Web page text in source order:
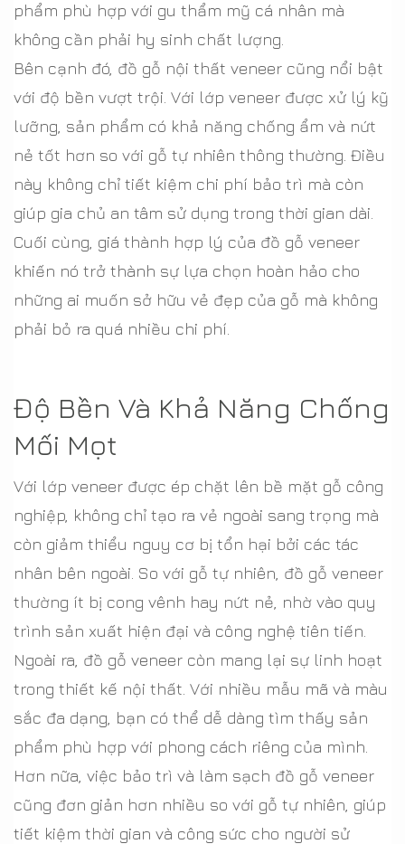
phẩm phù hợp với gu thẩm mỹ cá nhân mà
không cần phải hy sinh chất lượng.
Bên cạnh đó, đồ gỗ nội thất veneer cũng nổi bật
với độ bền vượt trội. Với lớp veneer được xử lý kỹ
lưỡng, sản phẩm có khả năng chống ẩm và nứt
nẻ tốt hơn so với gỗ tự nhiên thông thường. Điều
này không chỉ tiết kiệm chi phí bảo trì mà còn
giúp gia chủ an tâm sử dụng trong thời gian dài.
Cuối cùng, giá thành hợp lý của đồ gỗ veneer
khiến nó trở thành sự lựa chọn hoàn hảo cho
những ai muốn sở hữu vẻ đẹp của gỗ mà không
phải bỏ ra quá nhiều chi phí.
Độ Bền Và Khả Năng Chống
Mối Mọt
Với lớp veneer được ép chặt lên bề mặt gỗ công
nghiệp, không chỉ tạo ra vẻ ngoài sang trọng mà
còn giảm thiểu nguy cơ bị tổn hại bởi các tác
nhân bên ngoài. So với gỗ tự nhiên, đồ gỗ veneer
thường ít bị cong vênh hay nứt nẻ, nhờ vào quy
trình sản xuất hiện đại và công nghệ tiên tiến.
Ngoài ra, đồ gỗ veneer còn mang lại sự linh hoạt
trong thiết kế nội thất. Với nhiều mẫu mã và màu
sắc đa dạng, bạn có thể dễ dàng tìm thấy sản
phẩm phù hợp với phong cách riêng của mình.
Hơn nữa, việc bảo trì và làm sạch đồ gỗ veneer
cũng đơn giản hơn nhiều so với gỗ tự nhiên, giúp
tiết kiệm thời gian và công sức cho người sử